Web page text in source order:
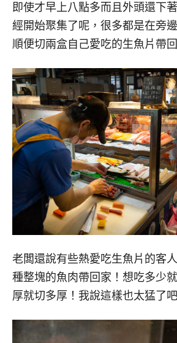
即使才早上八點多而且外頭還下
經開始聚集了呢，很多都是在旁
順便切兩盒自己愛吃的生魚片帶回
老闆還說有些熱愛吃生魚片的客
種整塊的魚肉帶回家！想吃多少
厚就切多厚！我說這樣也太猛了